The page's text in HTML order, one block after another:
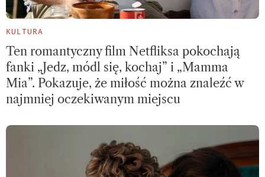
KULTURA
Ten romantyczny film Netfliksa pokochają
fanki „Jedz, módl się, kochaj” i „Mamma
Mia”. Pokazuje, że miłość można znaleźć w
najmniej oczekiwanym miejscu